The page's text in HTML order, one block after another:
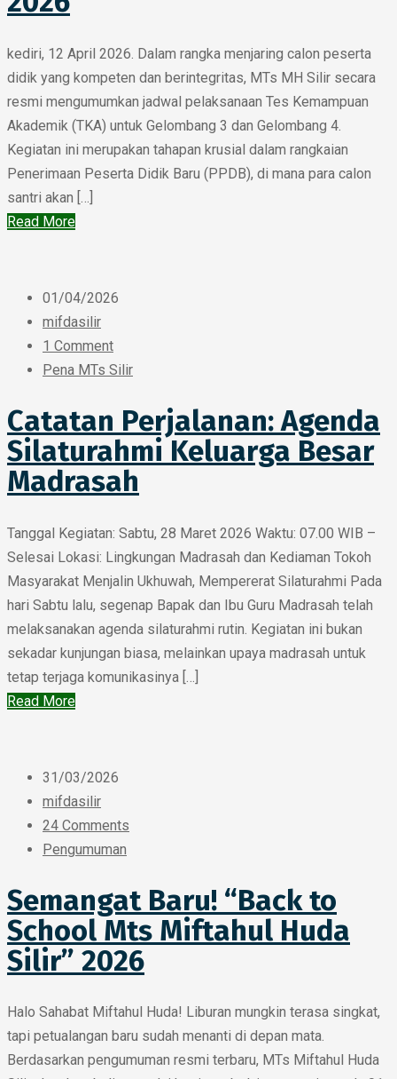
kediri, 12 April 2026. Dalam rangka menjaring calon peserta
didik yang kompeten dan berintegritas, MTs MH Silir secara
resmi mengumumkan jadwal pelaksanaan Tes Kemampuan
Akademik (TKA) untuk Gelombang 3 dan Gelombang 4.
Kegiatan ini merupakan tahapan krusial dalam rangkaian
Penerimaan Peserta Didik Baru (PPDB), di mana para calon
santri akan […]
Read More
01/04/2026
mifdasilir
1 Comment
Pena MTs Silir
Catatan Perjalanan: Agenda
Silaturahmi Keluarga Besar
Madrasah
Tanggal Kegiatan: Sabtu, 28 Maret 2026 Waktu: 07.00 WIB –
Selesai Lokasi: Lingkungan Madrasah dan Kediaman Tokoh
Masyarakat Menjalin Ukhuwah, Mempererat Silaturahmi Pada
hari Sabtu lalu, segenap Bapak dan Ibu Guru Madrasah telah
melaksanakan agenda silaturahmi rutin. Kegiatan ini bukan
sekadar kunjungan biasa, melainkan upaya madrasah untuk
tetap terjaga komunikasinya […]
Read More
31/03/2026
mifdasilir
24 Comments
Pengumuman
Semangat Baru! “Back to
School Mts Miftahul Huda
Silir” 2026
Halo Sahabat Miftahul Huda! Liburan mungkin terasa singkat,
tapi petualangan baru sudah menanti di depan mata.
Berdasarkan pengumuman resmi terbaru, MTs Miftahul Huda